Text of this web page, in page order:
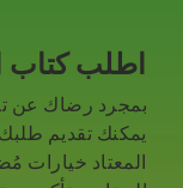
اطلب كتاب
بمجرد رضاك عن
يمكنك تقديم
المعتاد خيارات